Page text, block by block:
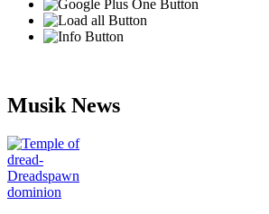
Musik News